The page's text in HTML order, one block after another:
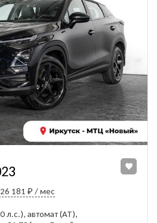
181 ₽ / мес
л.с.), автомат (AT),